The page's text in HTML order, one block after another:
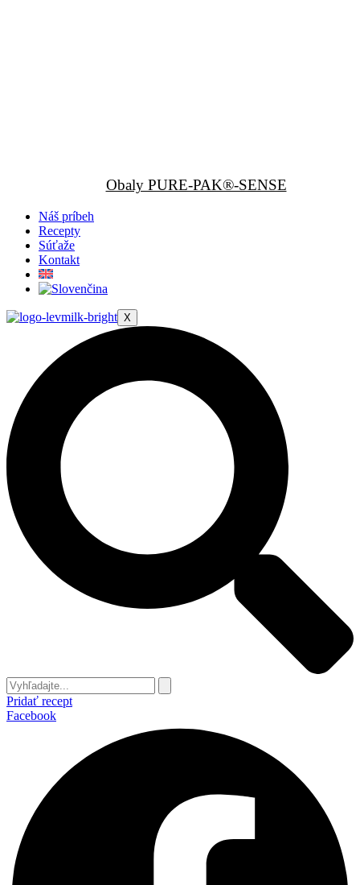
Obaly PURE-PAK®-SENSE
Náš príbeh
Recepty
Súťaže
Kontakt
X
Pridať recept
Facebook